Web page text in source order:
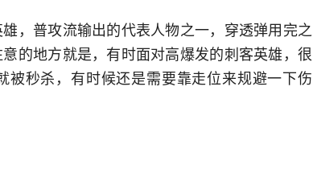
，普攻流输出的代表人物之一，穿透弹用完之
的地方就是，有时面对高爆发的刺客英雄，很
被秒杀，有时候还是需要靠走位来规避一下伤